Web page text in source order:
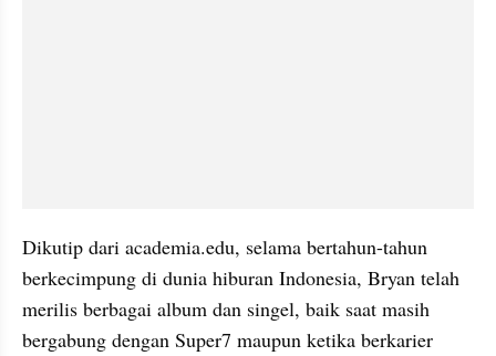
Dikutip dari academia.edu, selama bertahun-tahun
berkecimpung di dunia hiburan Indonesia, Bryan telah
merilis berbagai album dan singel, baik saat masih
bergabung dengan Super7 maupun ketika berkarier